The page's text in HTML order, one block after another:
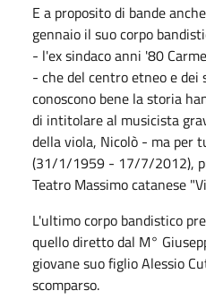
E a proposito di bande
gennaio il suo corpo
- l'ex sindaco anni '80
- che del centro etneo e
conoscono bene la storia
di intitolare al musicista
della viola, Nicolò - ma per
(31/1/1959 - 17/7/2012),
Teatro Massimo catanese
L'ultimo corpo bandistico
quello diretto dal M°
giovane suo figlio Alessio
scomparso.